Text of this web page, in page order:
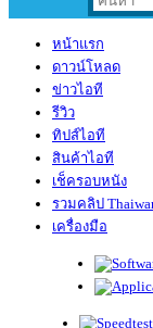
หน้าแรก
ดาวน์โหลด
ข่าวไอที
รีวิว
ทิปส์ไอที
สินค้าไอที
เช็ครอบหนัง
รวมคลิป
เครื่องมือ